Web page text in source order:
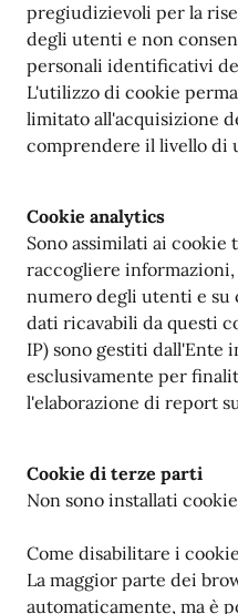
pregiudizievoli per la
degli utenti e non
personali identificativi
L'utilizzo di cookie
limitato all'acquisizione
comprendere il livello di
Cookie analytics
Sono assimilati ai
raccogliere informazioni,
numero degli utenti e su
dati ricavabili da questi
IP) sono gestiti dall'Ente
esclusivamente per
l'elaborazione di report
Cookie di terze parti
Non sono installati
Come disabilitare i
La maggior parte dei
automaticamente, ma è